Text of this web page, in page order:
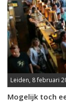
Leiden, 8 februari
Mogelijk toch